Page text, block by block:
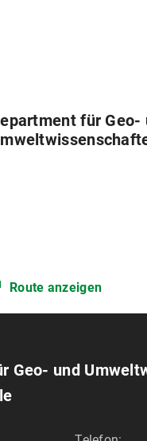
für Geo-
Route anzeigen
Geo- und